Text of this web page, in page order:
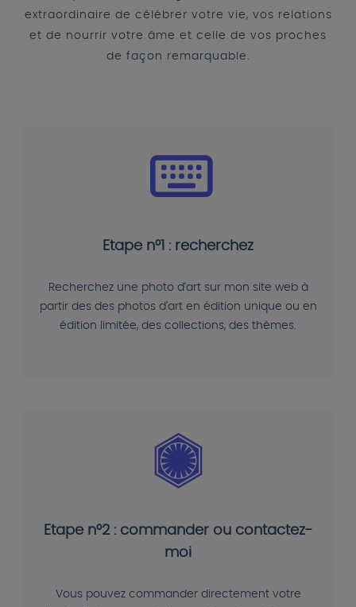
extraordinaire de célébrer votre vie, vos relations
et de nourrir votre âme et celle de vos proches
de façon remarquable.
Etape n°1 : recherchez
Recherchez une photo d'art sur mon site web à
partir des des photos d'art en édition unique ou en
édition limitée, des collections, des thèmes.
Etape n°2 : commander ou contactez-
moi
Vous pouvez commander directement votre